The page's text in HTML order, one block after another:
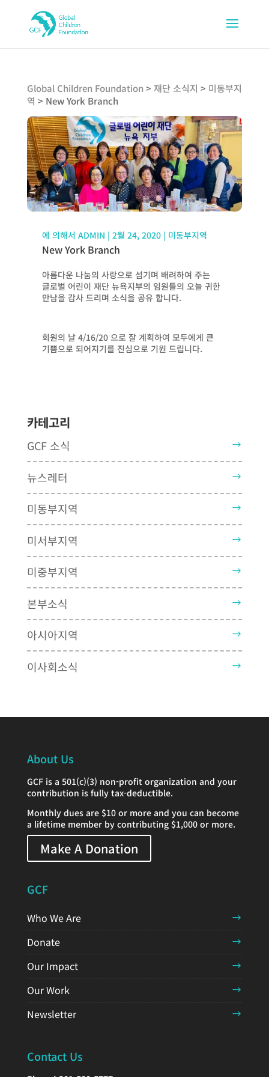
Global Children Foundation > 재단 소식지 > 미동부지
역 > New York Branch
에 의해서 ADMIN | 2월 24, 2020| 미동부지역
New York Branch
아름다운 나눔의 사랑으로 섬기며 배려하여 주는
글로벌 어린이 재단 뉴욕지부의 임원들의 오늘 귀한
만남을 감사 드리며 소식을 공유 합니다.
회원의 날 4/16/20 으로 잘 계획하여 모두에게 큰
기쁨으로 되어지기를 진심으로 기원 드립니다.
카테고리
GCF 소식
뉴스레터
미동부지역
미서부지역
미중부지역
본부소식
아시아지역
이사회소식
About Us
GCF is a 501(c)(3) non-profit organization and your
contribution is fully tax-deductible.
Monthly dues are $10 or more and you can become
a lifetime member by contributing $1,000 or more.
Make A Donation
GCF
Who We Are
Donate
Our Impact
Our Work
Newsletter
Contact Us